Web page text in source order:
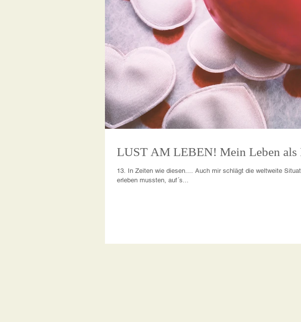
LUST AM LEBEN! Mein
13. In Zeiten wie diesen.... Auch mir schlägt die weltweite
erleben mussten, auf´s...